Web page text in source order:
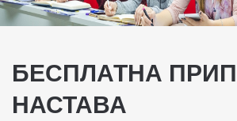
БЕСПЛАТНА
НАСТАВА